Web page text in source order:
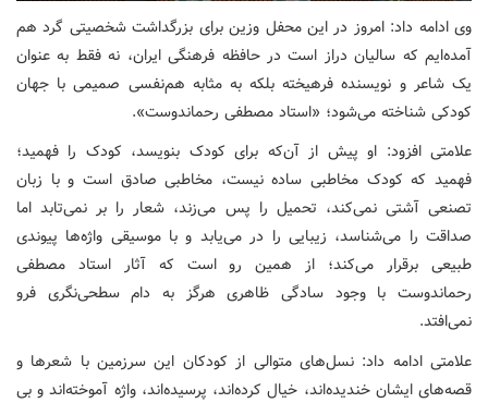
وی ادامه داد: امروز در این محفل وزین برای بزرگداشت شخصیتی گرد هم
آمده‌ایم که سالیان دراز است در حافظه فرهنگی ایران،‌ نه فقط به عنوان
یک شاعر و نویسنده فرهیخته بلکه به مثابه هم‌نفسی صمیمی با جهان
کودکی شناخته می‌شود؛‌ «استاد مصطفی رحماندوست».
علامتی افزود: او پیش از آن‌که برای کودک بنویسد،‌ کودک را فهمید؛‌
فهمید که کودک مخاطبی ساده نیست،‌ مخاطبی صادق است و با زبان
تصنعی آشتی نمی‌کند، ‌تحمیل را پس می‌زند،‌ شعار را بر نمی‌تابد اما
صداقت را می‌شناسد، زیبایی را در می‌یابد و با موسیقی واژه‌ها پیوندی
طبیعی برقرار می‌کند؛ از همین رو است که آثار استاد مصطفی
رحماندوست با وجود سادگی ظاهری هرگز به دام سطحی‌نگری فرو
نمی‌افتد.
علامتی ادامه داد: نسل‌های متوالی از کودکان این سرزمین با شعرها و
قصه‌های ایشان خندیده‌اند،‌ خیال کرده‌اند، پرسیده‌اند، واژه آموخته‌اند و بی